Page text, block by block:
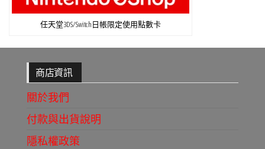
任天堂3DS/Switch日帳限定使用點數卡
商店資訊
關於我們
付款與出貨說明
隱私權政策